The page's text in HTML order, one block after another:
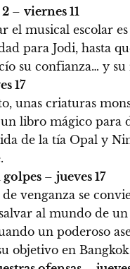
– viernes 11
el musical escolar
para Jodi, hasta
su confianza… y su
17
unas criaturas
libro mágico para
de la tía Opal y
golpes – jueves 17
venganza se
al mundo de
un poderoso
objetivo en